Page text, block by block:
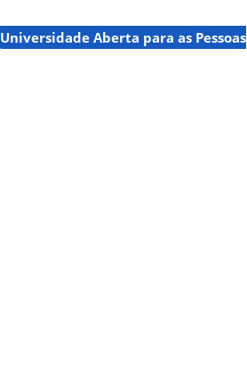
Universidade Aberta para as Pessoas